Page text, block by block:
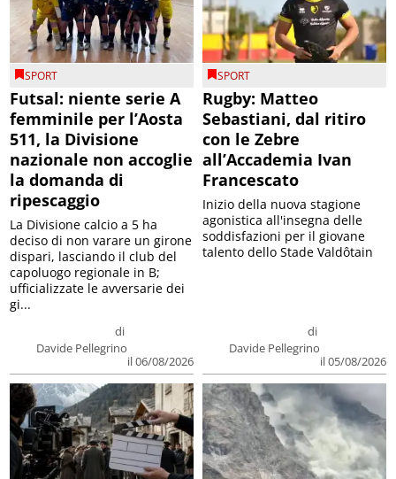
SPORT
Futsal: niente serie A
femminile per l’Aosta
511, la Divisione
nazionale non accoglie
la domanda di
ripescaggio
di
Davide Pellegrino
il 06/08/2026
La Divisione calcio a 5 ha
deciso di non varare un girone
dispari, lasciando il club del
capoluogo regionale in B;
ufficializzate le avversarie dei
gi...
SPORT
Rugby: Matteo
Sebastiani, dal ritiro
con le Zebre
all’Accademia Ivan
Francescato
di
Davide Pellegrino
il 05/08/2026
Inizio della nuova stagione
agonistica all'insegna delle
soddisfazioni per il giovane
talento dello Stade Valdôtain